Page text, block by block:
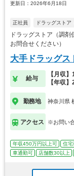
更新日：2026年6月18日
正社員 ドラッグストア
ドラッグストア（調
お問合せください）
大手ドラッグス
給与
【月収
【年収
勤務地 神奈川県
アクセス ※お問い
年収450万円以上可 住宅
車通勤可
店舗数30以上